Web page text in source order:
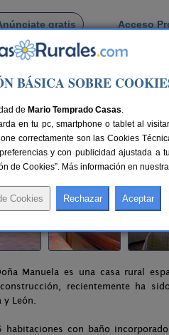
gratis Acceso
Doña Manuela
Compartir:
Manuela es una casa rural
recientemente ha
y León.
habitaciones con baño
BÁSICA SOBRE
de Mario Temprado Casas.
en tu pc, smartphone o tablet al
correctamente son las Cookies
y con publicidad ajustada a
de Cookies”. Más información en nuestra